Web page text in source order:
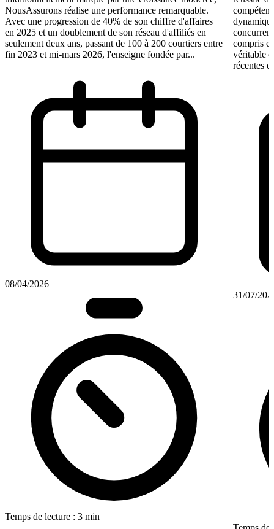
NousAssurons réalise une performance remarquable.
Avec une progression de 40% de son chiffre d'affaires
en 2025 et un doublement de son réseau d'affiliés en
seulement deux ans, passant de 100 à 200 courtiers entre
fin 2023 et mi-mars 2026, l'enseigne fondée par...
08/04/2026
Temps de lecture : 3 min
compris
véritable
récentes
31/07/